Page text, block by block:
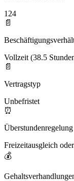
124
📄
Vollzeit (38.5
📄
Vertragstyp
Unbefristet
⏰
Überstundenregelung
Freizeitausgleich
💰